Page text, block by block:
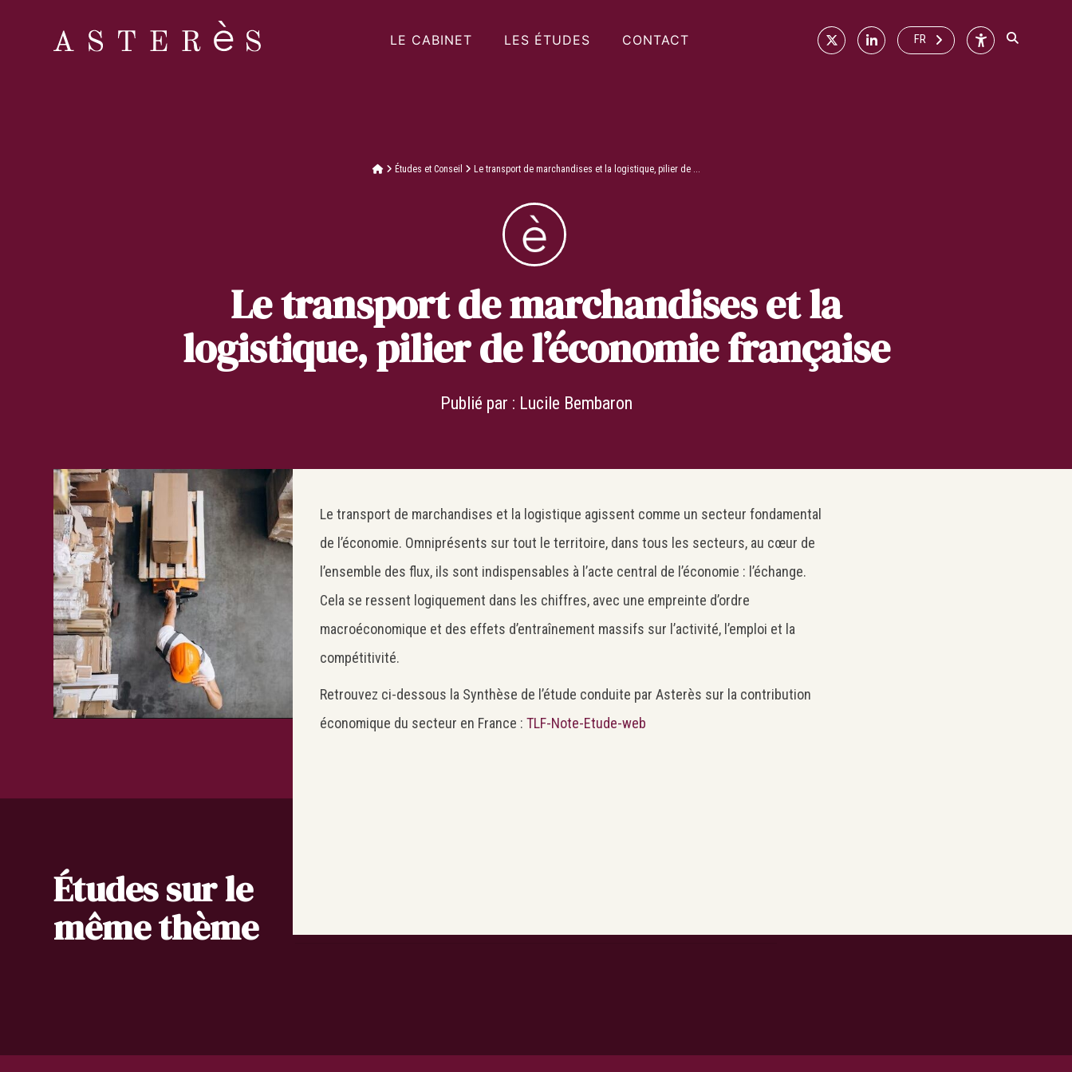
LE CABINET LES ÉTUDES CONTACT X Linkedin
FR Accessibilité
Études et Conseil Le transport de marchandises et la logistique, pilier de ...
Le transport de marchandises et la
logistique, pilier de l’économie française
Publié par : Lucile Bembaron
Le transport de marchandises et la logistique agissent comme un secteur fondamental
de l’économie. Omniprésents sur tout le territoire, dans tous les secteurs, au cœur de
l’ensemble des flux, ils sont indispensables à l’acte central de l’économie : l’échange.
Cela se ressent logiquement dans les chiffres, avec une empreinte d’ordre
macroéconomique et des effets d’entraînement massifs sur l’activité, l’emploi et la
compétitivité.
Retrouvez ci-dessous la Synthèse de l’étude conduite par Asterès sur la contribution
économique du secteur en France : TLF-Note-Etude-web
Études sur le
même thème